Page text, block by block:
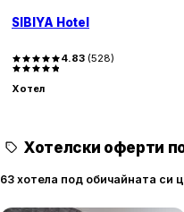
SIBIYA Hotel
4.83 (528)
Хотел
Хотелски оферти
63 хотела под обичайната си